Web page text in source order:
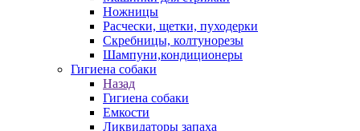
Ножницы
Расчески, щетки, пуходерки
Скребницы, колтунорезы
Шампуни,кондиционеры
Гигиена собаки
Назад
Гигиена собаки
Емкости
Ликвидаторы запаха